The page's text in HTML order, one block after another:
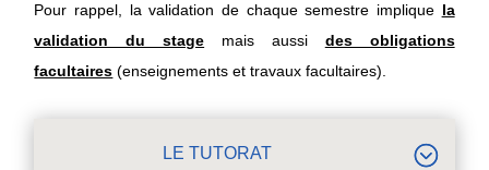
Pour rappel, la validation de chaque semestre implique la
validation du stage mais aussi des obligations
facultaires (enseignements et travaux facultaires).
LE TUTORAT